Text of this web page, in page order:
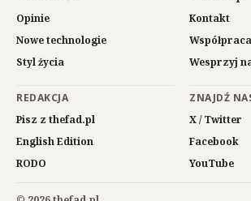
Opinie
Nowe technologie
Styl życia
Kontakt
Wesprzyj
REDAKCJA
Pisz z thefad.pl
English Edition
RODO
ZNAJDŹ
X / Twitter
Facebook
YouTube